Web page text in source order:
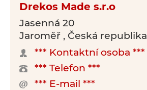
Drekos Made s.r.o
Jasenná 20
Jaroměř , Česká republika
*** Kontaktní osoba ***
*** Telefon ***
*** E-mail ***